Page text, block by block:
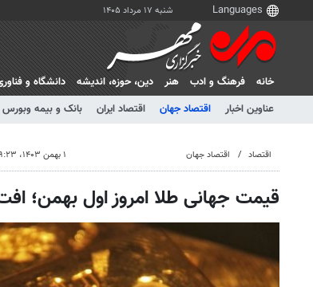
شنبه ۱۷ مرداد ۱۴۰۵
خانه فرهنگ و ادب هنر دين، حوزه، انديشه دانشگاه و
عناوین اخبار
اقتصاد جهان اقتصاد ایران بانک و بیمه وبورس
اقتصاد اقتصاد جهان ۱ بهمن ۱۴۰۳، ۹:۲۳
قیمت جهانی طلا امروز اول بهمن؛